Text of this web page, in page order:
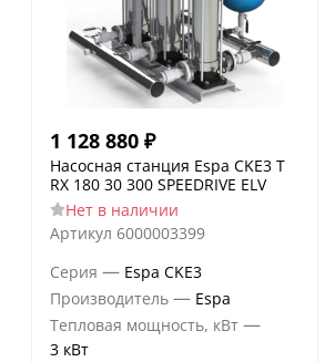
1 128 880 ₽
Насосная станция Espa CKE3 T
RX 180 30 300 SPEEDRIVE ELV
Нет в наличии
Артикул 6000003399
Серия — Espa CKE3
Производитель — Espa
Тепловая мощность, кВт —
3 кВт